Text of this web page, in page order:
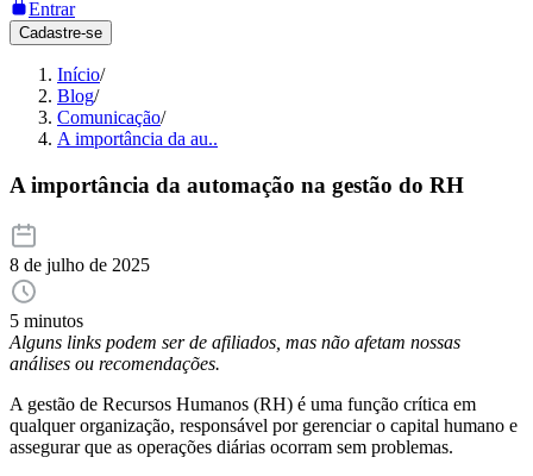
Entrar
Cadastre-se
Início/
Blog/
Comunicação/
A importância da au..
A importância da automação na gestão do RH
8 de julho de 2025
5 minutos
Alguns links podem ser de afiliados, mas não afetam nossas
análises ou recomendações.
A gestão de Recursos Humanos (RH) é uma função crítica em
qualquer organização, responsável por gerenciar o capital humano e
assegurar que as operações diárias ocorram sem problemas.